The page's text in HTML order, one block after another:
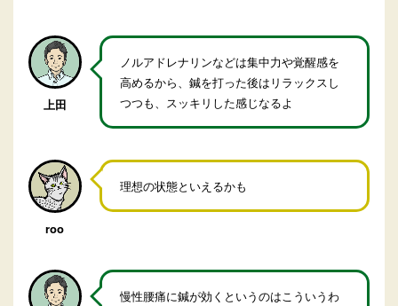
上田
ノルアドレナリンなどは集中力や覚醒感を
高めるから、鍼を打った後はリラックスし
つつも、スッキリした感じなるよ
roo
理想の状態といえるかも
慢性腰痛に鍼が効くというのはこういうわ